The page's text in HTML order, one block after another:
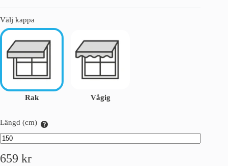
Välj kappa
Rak Vågig
Längd (cm)
659 kr